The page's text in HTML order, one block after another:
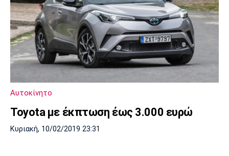
Αυτοκίνητο
Toyota με έκπτωση έως 3.000 ευρώ
Κυριακή, 10/02/2019 23:31